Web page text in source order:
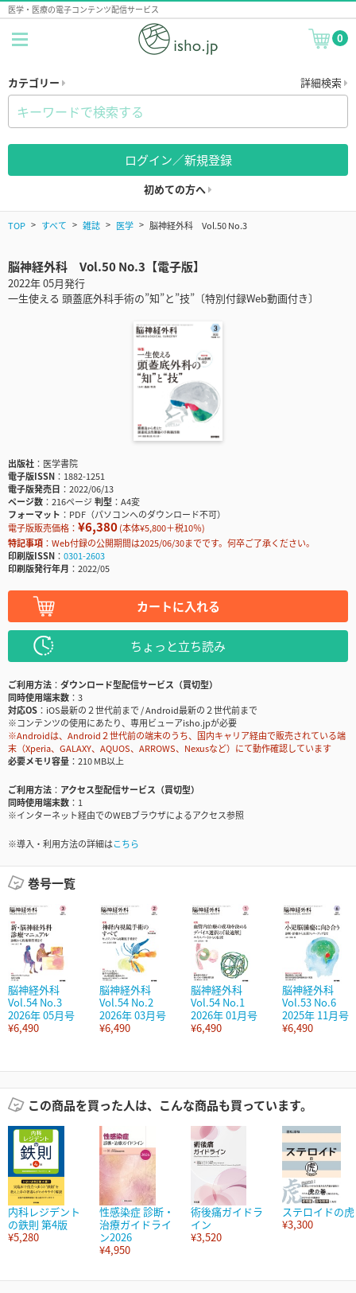
医学・医療の電子コンテンツ配信サービス
0
カテゴリー 詳細検索
ログイン／新規登録
初めての方へ
TOP すべて 雑誌 医学 脳神経外科 Vol.50 No.3
脳神経外科 Vol.50 No.3【電子版】
2022年 05月発行
一生使える 頭蓋底外科手術の”知”と”技”〔特別付録Web動画付き〕
出版社
医学書院
電子版ISSN
1882-1251
電子版発売日
2022/06/13
ページ数
216ページ判型
A4変
フォーマット
PDF（パソコンへのダウンロード不可）
電子版販売価格： ¥6,380(本体¥5,800＋税10％)
特記事項
Web付録の公開期間は2025/06/30までです。何卒ご了承ください。
印刷版ISSN
0301-2603
印刷版発行年月
2022/05
カートに入れる
ちょっと立ち読み
ご利用方法
ダウンロード型配信サービス（買切型）
同時使用端末数
3
対応OS
iOS最新の２世代前まで / Android最新の２世代前まで
※コンテンツの使用にあたり、専用ビューアisho.jpが必要
※Androidは、Android２世代前の端末のうち、国内キャリア経由で販売されている端
末（Xperia、GALAXY、AQUOS、ARROWS、Nexusなど）にて動作確認しています
必要メモリ容量
210 MB以上
ご利用方法
アクセス型配信サービス（買切型）
同時使用端末数
1
※インターネット経由でのWEBブラウザによるアクセス参照
※導入・利用方法の詳細はこちら
巻号一覧
脳神経外科
Vol.54 No.3
2026年 05月号
¥6,490
脳神経外科
Vol.54 No.2
2026年 03月号
¥6,490
脳神経外科
Vol.54 No.1
2026年 01月号
¥6,490
脳神経外科
Vol.53 No.6
2025年 11月号
¥6,490
この商品を買った人は、こんな商品も買っています。
内科レジデント
の鉄則 第4版
¥5,280
性感染症 診断・
治療ガイドライ
ン2026
¥4,950
術後痛ガイドラ
イン
¥3,520
ステロイドの虎
¥3,300